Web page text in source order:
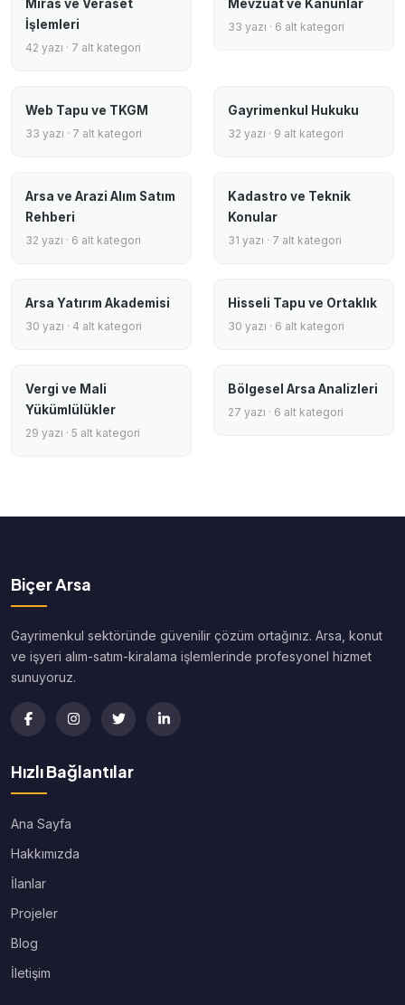
Miras ve Veraset
İşlemleri
42 yazı · 7 alt kategori
Mevzuat ve Kanunlar
33 yazı · 6 alt kategori
Web Tapu ve TKGM
33 yazı · 7 alt kategori
Gayrimenkul Hukuku
32 yazı · 9 alt kategori
Arsa ve Arazi Alım Satım
Rehberi
32 yazı · 6 alt kategori
Kadastro ve Teknik
Konular
31 yazı · 7 alt kategori
Arsa Yatırım Akademisi
30 yazı · 4 alt kategori
Hisseli Tapu ve Ortaklık
30 yazı · 6 alt kategori
Vergi ve Mali
Yükümlülükler
29 yazı · 5 alt kategori
Bölgesel Arsa Analizleri
27 yazı · 6 alt kategori
Biçer Arsa
Gayrimenkul sektöründe güvenilir çözüm ortağınız. Arsa, konut
ve işyeri alım-satım-kiralama işlemlerinde profesyonel hizmet
sunuyoruz.
Hızlı Bağlantılar
Ana Sayfa
Hakkımızda
İlanlar
Projeler
Blog
İletişim